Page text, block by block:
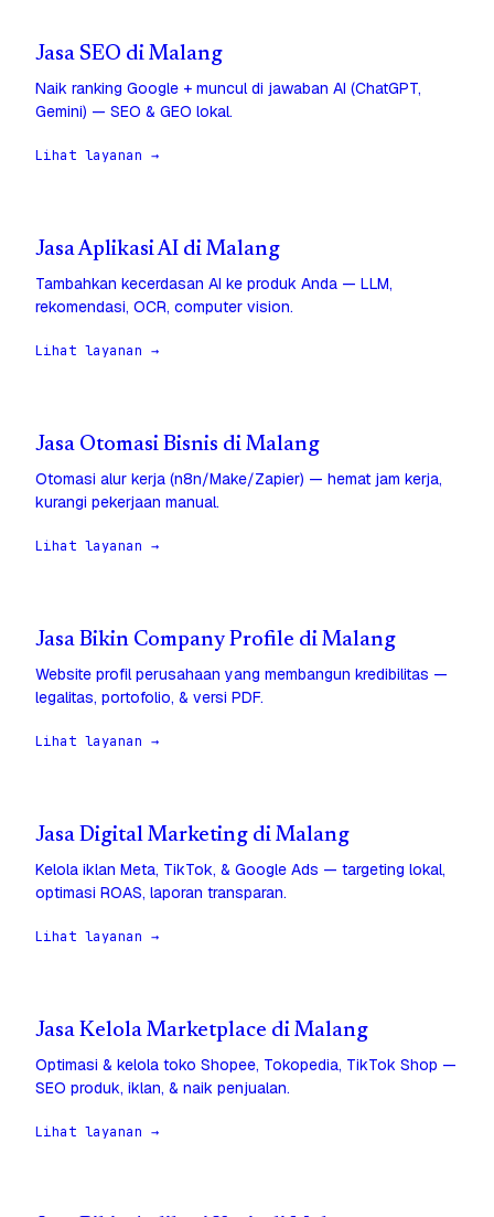
Jasa SEO di Malang
Naik ranking Google + muncul di jawaban AI (ChatGPT,
Gemini) — SEO & GEO lokal.
Lihat layanan →
Jasa Aplikasi AI di Malang
Tambahkan kecerdasan AI ke produk Anda — LLM,
rekomendasi, OCR, computer vision.
Lihat layanan →
Jasa Otomasi Bisnis di Malang
Otomasi alur kerja (n8n/Make/Zapier) — hemat jam kerja,
kurangi pekerjaan manual.
Lihat layanan →
Jasa Bikin Company Profile di Malang
Website profil perusahaan yang membangun kredibilitas —
legalitas, portofolio, & versi PDF.
Lihat layanan →
Jasa Digital Marketing di Malang
Kelola iklan Meta, TikTok, & Google Ads — targeting lokal,
optimasi ROAS, laporan transparan.
Lihat layanan →
Jasa Kelola Marketplace di Malang
Optimasi & kelola toko Shopee, Tokopedia, TikTok Shop —
SEO produk, iklan, & naik penjualan.
Lihat layanan →